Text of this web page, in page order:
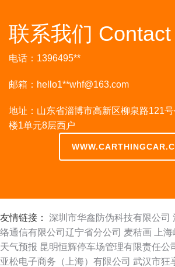
联系我们 Contact
电话：1396495**
邮箱：hello1**whf@163.com
地址：山东省淄博市高新区柳泉路121
楼1单元8层西户
友情链接： 深圳市华鑫防伪科技有限公司
络通信有限公司辽宁省分公司 麦秸画
上
天气预报 昆明恒辉停车场管理有限责任公
亚松电子商务（上海）有限公司 武汉市狂